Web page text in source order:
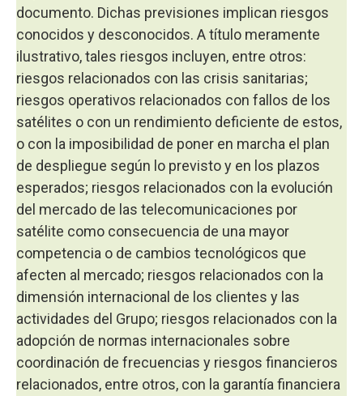
documento. Dichas previsiones implican riesgos
conocidos y desconocidos. A título meramente
ilustrativo, tales riesgos incluyen, entre otros:
riesgos relacionados con las crisis sanitarias;
riesgos operativos relacionados con fallos de los
satélites o con un rendimiento deficiente de estos,
o con la imposibilidad de poner en marcha el plan
de despliegue según lo previsto y en los plazos
esperados; riesgos relacionados con la evolución
del mercado de las telecomunicaciones por
satélite como consecuencia de una mayor
competencia o de cambios tecnológicos que
afecten al mercado; riesgos relacionados con la
dimensión internacional de los clientes y las
actividades del Grupo; riesgos relacionados con la
adopción de normas internacionales sobre
coordinación de frecuencias y riesgos financieros
relacionados, entre otros, con la garantía financiera